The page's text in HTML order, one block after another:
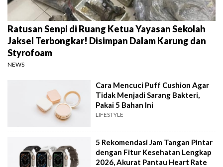
Ratusan Senpi di Ruang Ketua Yayasan Sekolah
Jaksel Terbongkar! Disimpan Dalam Karung dan
Styrofoam
NEWS
Cara Mencuci Puff Cushion Agar
Tidak Menjadi Sarang Bakteri,
Pakai 5 Bahan Ini
LIFESTYLE
5 Rekomendasi Jam Tangan Pintar
dengan Fitur Kesehatan Lengkap
2026, Akurat Pantau Heart Rate